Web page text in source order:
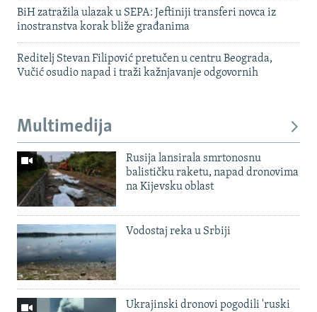
BiH zatražila ulazak u SEPA: Jeftiniji transferi novca iz
inostranstva korak bliže građanima
Reditelj Stevan Filipović pretučen u centru Beograda,
Vučić osudio napad i traži kažnjavanje odgovornih
Multimedija
Rusija lansirala smrtonosnu
balističku raketu, napad dronovima
na Kijevsku oblast
Vodostaj reka u Srbiji
Ukrajinski dronovi pogodili 'ruski